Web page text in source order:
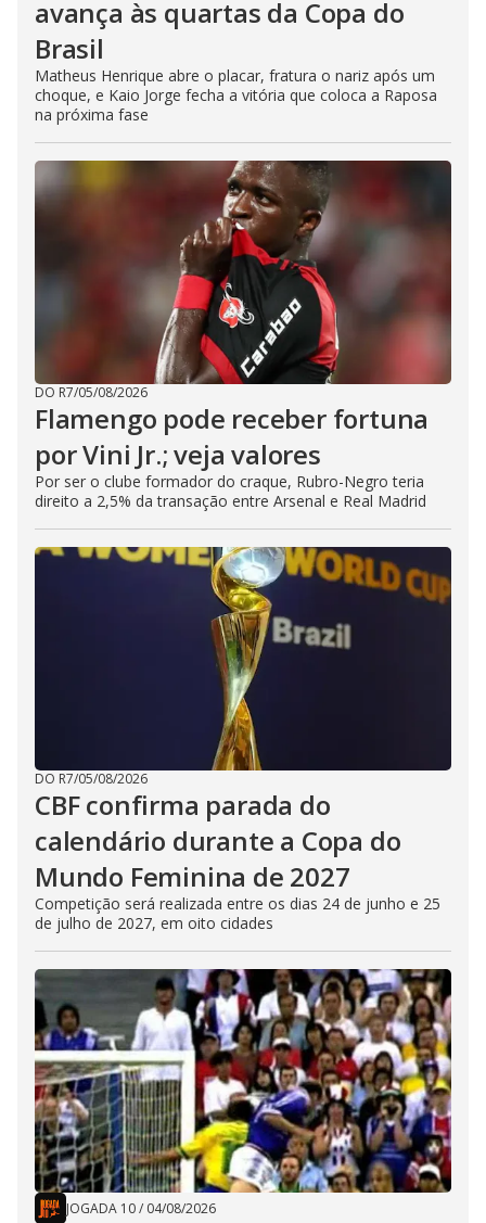
avança às quartas da Copa do
Brasil
Matheus Henrique abre o placar, fratura o nariz após um
choque, e Kaio Jorge fecha a vitória que coloca a Raposa
na próxima fase
DO R7/05/08/2026
Flamengo pode receber fortuna
por Vini Jr.; veja valores
Por ser o clube formador do craque, Rubro-Negro teria
direito a 2,5% da transação entre Arsenal e Real Madrid
DO R7/05/08/2026
CBF confirma parada do
calendário durante a Copa do
Mundo Feminina de 2027
Competição será realizada entre os dias 24 de junho e 25
de julho de 2027, em oito cidades
JOGADA 10/ 04/08/2026